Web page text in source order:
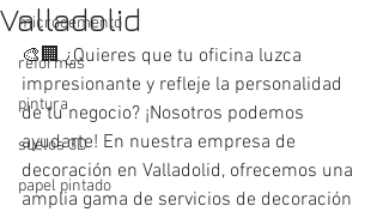
microcemento
reformas
pintura
suelos 3D
papel pintado
Valladolid
🎨🏢 ¿Quieres que tu oficina luzca
impresionante y refleje la personalidad
de tu negocio? ¡Nosotros podemos
ayudarte! En nuestra empresa de
decoración en Valladolid, ofrecemos una
amplia gama de servicios de decoración